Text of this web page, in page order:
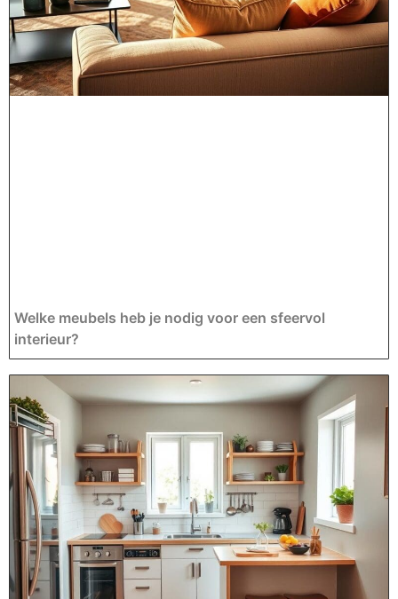
Welke meubels heb je nodig voor een sfeervol
interieur?